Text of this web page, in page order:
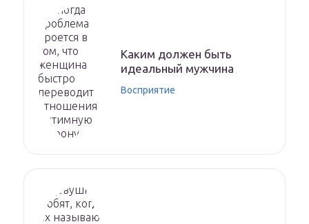
Каким должен быть
идеальный мужчина
Восприятие